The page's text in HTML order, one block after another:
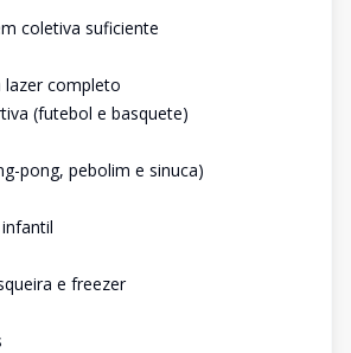
coletiva suficiente
completo
(futebol e basquete)
pong, pebolim e sinuca)
e freezer